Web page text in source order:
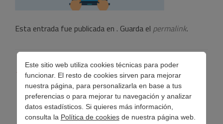
Este sitio web utiliza cookies técnicas para poder
funcionar. El resto de cookies sirven para mejorar
nuestra página, para personalizarla en base a tus
preferencias o para mejorar tu navegación y analizar
datos estadísticos. Si quieres más información,
consulta la Política de cookiesde nuestra página web.
Esta entrada fue publicada en . Guarda el permalink.
Navegación
de
entradas
← ¿Tengo derecho a recibir una ayuda por desempleo?